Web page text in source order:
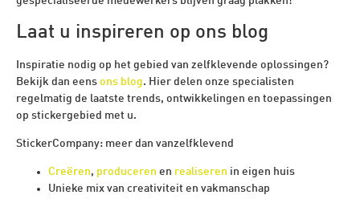
Laat u inspireren op ons blog
Inspiratie nodig op het gebied van zelfklevende oplossingen?
Bekijk dan eens ons blog. Hier delen onze specialisten
regelmatig de laatste trends, ontwikkelingen en toepassingen
op stickergebied met u.
StickerCompany: meer dan vanzelfklevend
Creëren, produceren en realiseren in eigen huis
Unieke mix van creativiteit en vakmanschap